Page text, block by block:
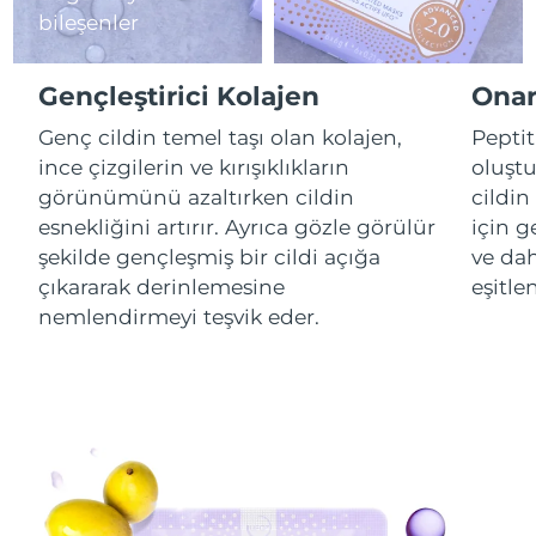
bileşenler
Gençleştirici Kolajen
Genç cildin temel taşı olan kolajen,
ince çizgilerin ve kırışıklıkların
görünümünü azaltırken cildin
esnekliğini artırır. Ayrıca gözle görülür
şekilde gençleşmiş bir cildi açığa
çıkararak derinlemesine
nemlendirmeyi teşvik eder.
cildin
için
ve
Çin Makao ÖİB Tahmini teslim tarihi8/12/26
Malezya Tahmini teslim tarihi 8/13/26
Malta Tahmini teslim tarihi 8/10/26
Meksika Tahmini teslim tarihi 8/14/26
Monako 8/11/26
Norveç
Umman Tahmini teslim tarihi